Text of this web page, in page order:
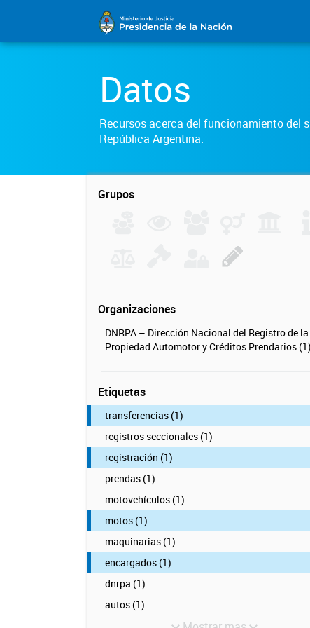
Datos
Recursos acerca del funcionamiento del
República Argentina.
Grupos
Organizaciones
DNRPA – Dirección Nacional del Registro de la
Propiedad Automotor y Créditos Prendarios (1)
Etiquetas
transferencias (1)
registros seccionales (1)
registración (1)
prendas (1)
motovehículos (1)
motos (1)
maquinarias (1)
encargados (1)
dnrpa (1)
autos (1)